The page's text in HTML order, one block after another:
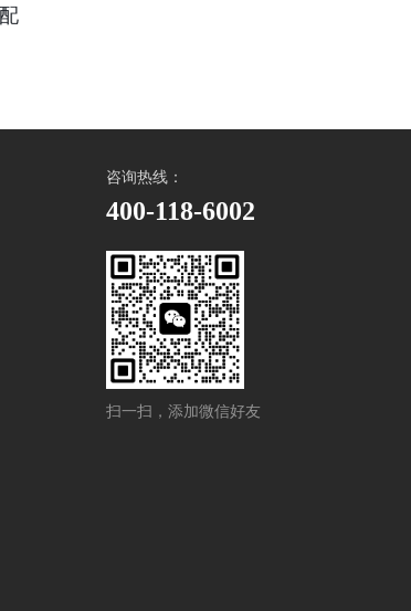
咨询热线：
400-118-6002
扫一扫，添加微信好友